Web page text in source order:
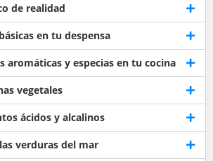
de realidad
en tu despensa
aromáticas y especias en tu cocina
vegetales
ácidos y alcalinos
verduras del mar